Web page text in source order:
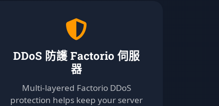
DDoS 防護 Factorio 伺服
器
Multi-layered Factorio DDoS
protection helps keep your server